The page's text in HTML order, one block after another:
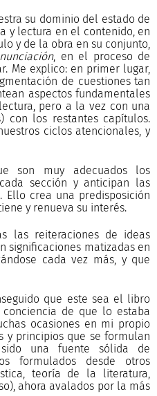
su dominio del estado de
y lectura en el contenido, en
y de la obra en su conjunto,
, en el proceso de
Me explico: en primer lugar,
de cuestiones tan
aspectos fundamentales
pero a la vez con una
con los restantes capítulos.
ciclos atencionales, y
son muy adecuados los
sección y anticipan las
Ello crea una predisposición
y renueva su interés.
las reiteraciones de ideas
significaciones matizadas en
cada vez más, y que
que este sea el libro
de que lo estaba
ocasiones en mi propio
y principios que se formulan
una fuente sólida de
formulados desde otros
teoría de la literatura,
ahora avalados por la más